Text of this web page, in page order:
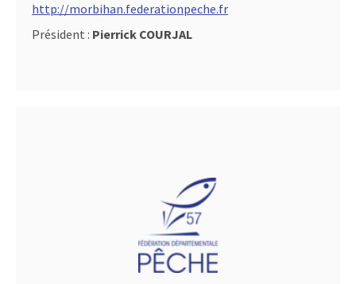
http://morbihan.federationpeche.fr
Président : Pierrick COURJAL